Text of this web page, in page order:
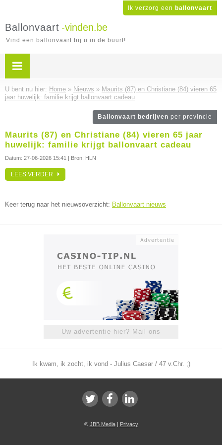
Ik verzorg een ballonvaart
Ballonvaart -vinden.be
Vind een ballonvaart bij u in de buurt!
U bent nu hier: Home » Nieuws » Maurits (87) en Christiane (84) vieren 65
jaar huwelijk: familie krijgt ballonvaart cadeau
Ballonvaart bedrijven per provincie
Maurits (87) en Christiane (84) vieren 65 jaar
huwelijk: familie krijgt ballonvaart cadeau
Datum: 27-06-2026 15:41 | Bron: HLN
LEES VERDER
Keer terug naar het nieuwsoverzicht: Ballonvaart nieuws
Uw advertentie hier? Mail ons
Ik kwam, ik zocht, ik vond - Julius Caesar / 47 v.Chr. ;)
© JBB Media| Privacy